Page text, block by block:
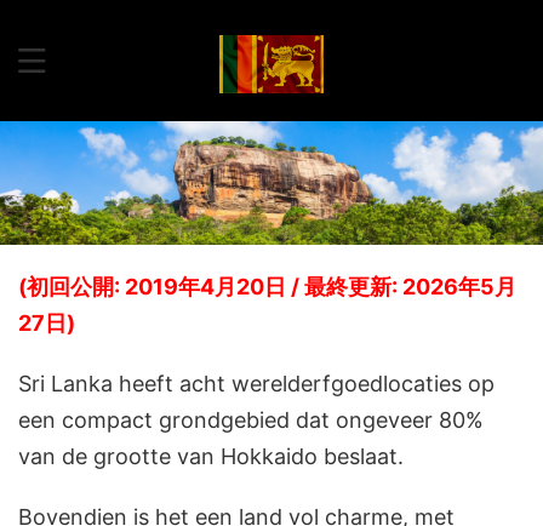
(初回公開: 2019年4月20日 / 最終更新: 2026年5月
27日)
Sri Lanka heeft acht werelderfgoedlocaties op
een compact grondgebied dat ongeveer 80%
van de grootte van Hokkaido beslaat.
Bovendien is het een land vol charme, met